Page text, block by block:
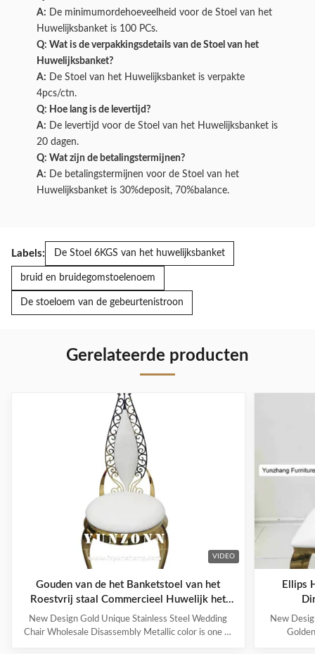
A: De minimumordehoeveelheid voor de Stoel van het
Huwelijksbanket is 100 PCs.
Q: Wat is de verpakkingsdetails van de Stoel van het
Huwelijksbanket?
A: De Stoel van het Huwelijksbanket is verpakte
4pcs/ctn.
Q: Hoe lang is de levertijd?
A: De levertijd voor de Stoel van het Huwelijksbanket is
20 dagen.
Q: Wat zijn de betalingstermijnen?
A: De betalingstermijnen voor de Stoel van het
Huwelijksbanket is 30%deposit, 70%balance.
Labels: De Stoel 6KGS van het huwelijksbanket
bruid en bruidegomstoelenoem
De stoeloem van de gebeurtenistroon
Gerelateerde producten
VIDEO
Gouden van de het Banketstoel van het
Roestvrij staal Commercieel Huwelijk het
Leerfluweel
New Design Gold Unique Stainless Steel Wedding
Chair Wholesale Disassembly Metallic color is one of
Ellips
New